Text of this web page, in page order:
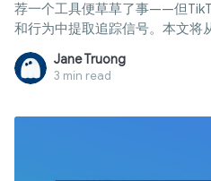
荐一个工具便草草了事——但
和行为中提取追踪信号。本文将
法，并揭示2026年唯一真正有效
Jane Truong
3 min read